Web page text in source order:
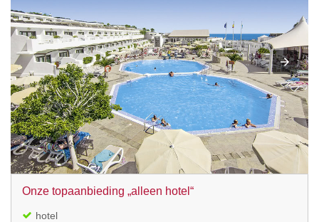
Onze topaanbieding „alleen hotel“
hotel